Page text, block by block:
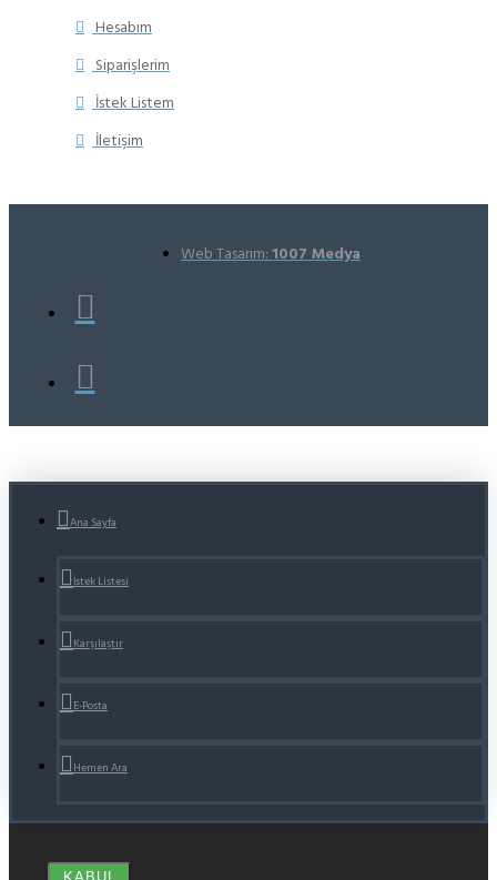
Hesabım
Siparişlerim
İstek Listem
İletişim
Web Tasarım: 1007 Medya
Ana Sayfa
İstek Listesi
Karşılaştır
E-Posta
Hemen Ara